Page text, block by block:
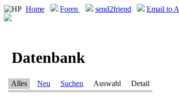
Home Foren send2friend Email to
Datenbank
Alles Neu Suchen Auswahl Detail